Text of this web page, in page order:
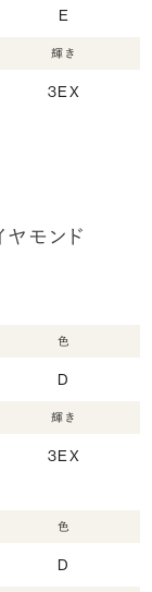
E
輝き
3EX
ヤモンド
色
D
輝き
3EX
色
D